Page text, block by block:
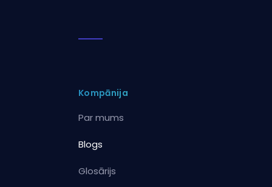
Kompānija
Par mums
Blogs
Glosārijs